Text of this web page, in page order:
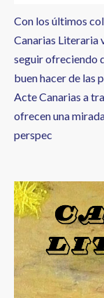
Con los últimos
Canarias Literaria
seguir ofreciendo
buen hacer de las
Acte Canarias a
ofrecen una
perspec